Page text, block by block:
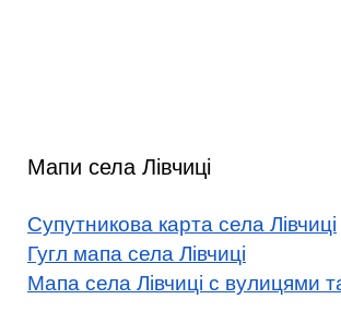
Мапи села Лівчиці
Супутникова карта села Лівчиці
Гугл мапа села Лівчиці
Мапа села Лівчиці с вулицями